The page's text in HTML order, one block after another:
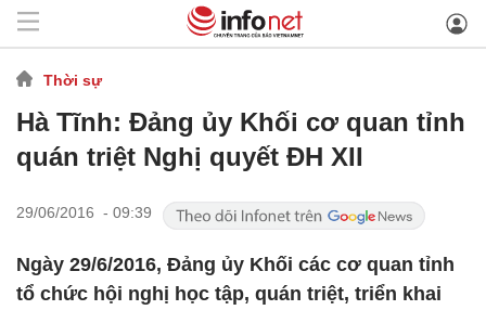
Thời sự
Hà Tĩnh: Đảng ủy Khối cơ quan tỉnh
quán triệt Nghị quyết ĐH XII
29/06/2016 - 09:39
Ngày 29/6/2016, Đảng ủy Khối các cơ quan tỉnh
tổ chức hội nghị học tập, quán triệt, triển khai